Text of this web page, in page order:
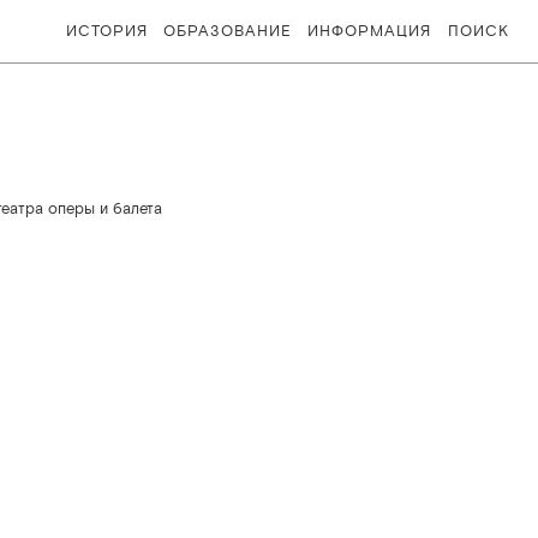
ИСТОРИЯ ОБРАЗОВАНИЕ ИНФОРМАЦИЯ ПОИСК